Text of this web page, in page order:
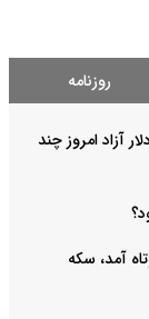
روزنامه
یورو و پوند امروز یکشنبه ۱۸ مرداد ۱۴۰۵/ دلار آزاد امروز چند
۱۸ مرداد ۱۴۰۵/ طلا کوتاه آمد، سکه